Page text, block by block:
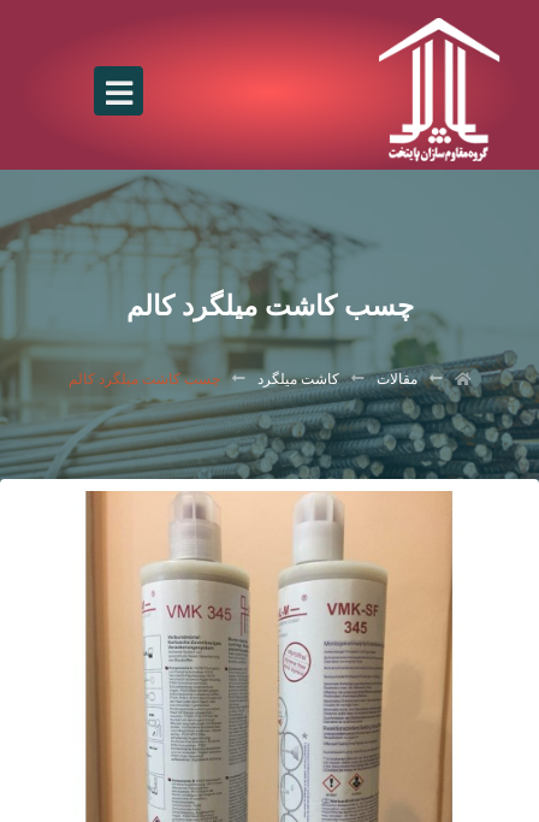
چسب کاشت میلگرد کالم
مقالات کاشت میلگرد چسب کاشت میلگرد کالم